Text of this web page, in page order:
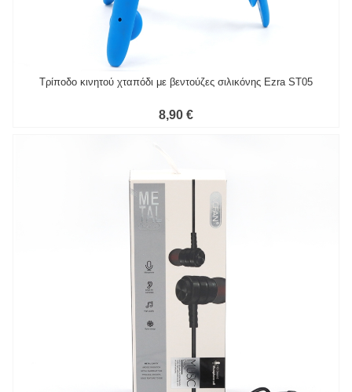
Τρίποδο κινητού χταπόδι με βεντούζες σιλικόνης Ezra ST05
8,90 €